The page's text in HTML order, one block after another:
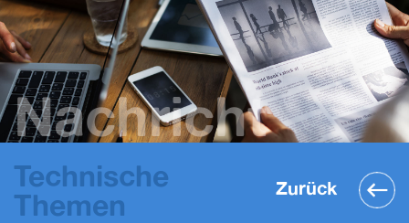
Nachricht
Technische
Themen
Zurück